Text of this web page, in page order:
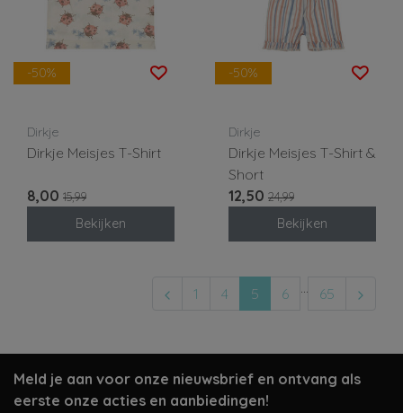
-50%
Dirkje
Dirkje Meisjes T-Shirt
8,00 15,99
Bekijken
-50%
Dirkje
Dirkje Meisjes T-Shirt &
Short
12,50 24,99
Bekijken
1 4 5 6 65
Meld je aan voor onze nieuwsbrief en ontvang als
eerste onze acties en aanbiedingen!